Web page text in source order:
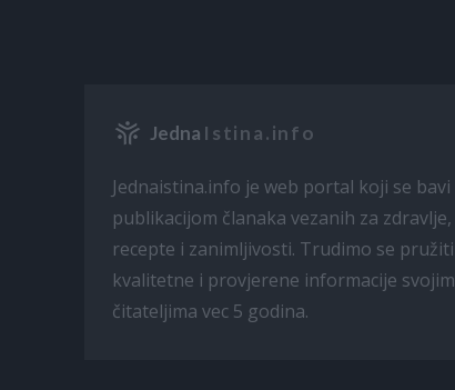
Jedna Istina.info
Jednaistina.info je web portal koji se bavi
publikacijom članaka vezanih za zdravlje,
recepte i zanimljivosti. Trudimo se pružiti
kvalitetne i provjerene informacije svojim
čitateljima vec 5 godina.